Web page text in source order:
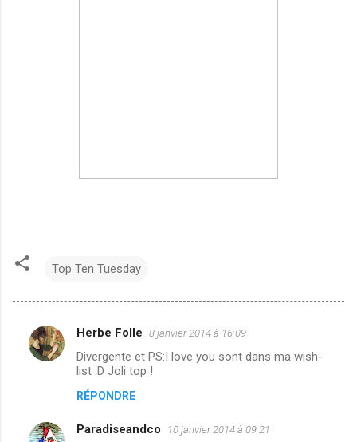
Top Ten Tuesday
C
e
Herbe Folle 8 janvier 2014 à 16:09
Divergente et PS:I love you sont dans ma wish-
list :D Joli top !
RÉPONDRE
Paradiseandco 10 janvier 2014 à 09:21